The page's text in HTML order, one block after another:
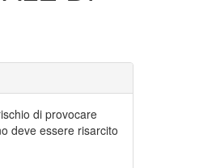
di provocare
deve essere risarcito